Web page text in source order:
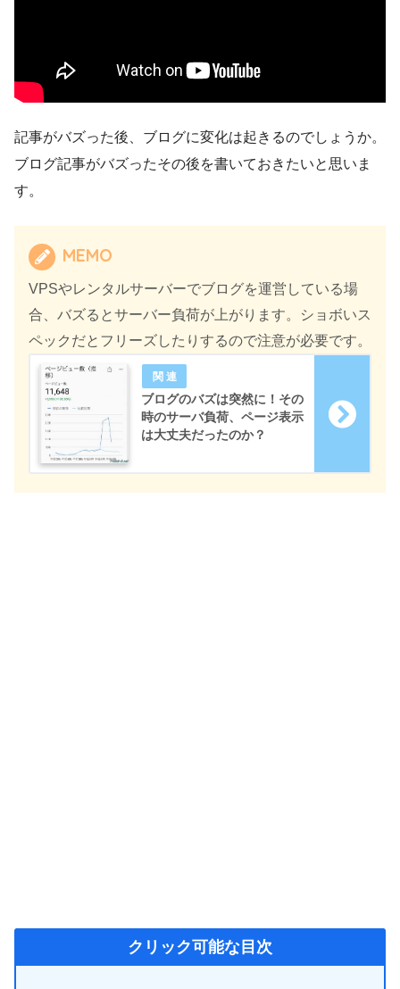
記事がバズった後、ブログに変化は起きるのでしょうか。
ブログ記事がバズったその後を書いておきたいと思いま
す。
MEMO
VPSやレンタルサーバーでブログを運営している場
合、バズるとサーバー負荷が上がります。ショボいス
ペックだとフリーズしたりするので注意が必要です。
ブログのバズは突然に！その
時のサーバ負荷、ページ表示
は大丈夫だったのか？
クリック可能な目次